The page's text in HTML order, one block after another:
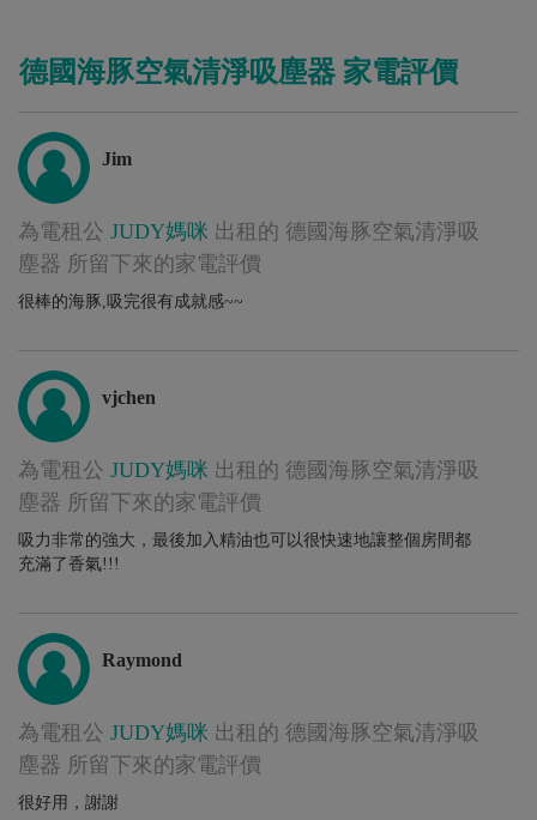
德國海豚空氣清淨吸塵器 家電評價
Jim
為電租公 JUDY媽咪 出租的 德國海豚空氣清淨吸
塵器 所留下來的家電評價
很棒的海豚,吸完很有成就感~~
vjchen
為電租公 JUDY媽咪 出租的 德國海豚空氣清淨吸
塵器 所留下來的家電評價
吸力非常的強大，最後加入精油也可以很快速地讓整個房間都
充滿了香氣!!!
Raymond
為電租公 JUDY媽咪 出租的 德國海豚空氣清淨吸
塵器 所留下來的家電評價
很好用，謝謝